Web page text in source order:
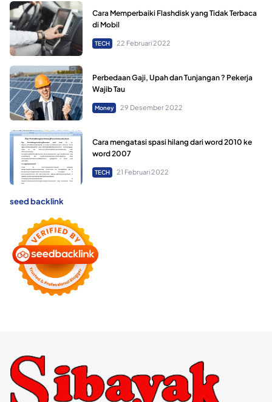
Cara Memperbaiki Flashdisk yang Tidak Terbaca
di Mobil
TECH 22 Februari 2022
Perbedaan Gaji, Upah dan Tunjangan ? Pekerja
Wajib Tau
Money 29 Desember 2022
Cara mengatasi spasi hilang dari word 2010 ke
word 2007
TECH 21 Februari 2022
seed backlink